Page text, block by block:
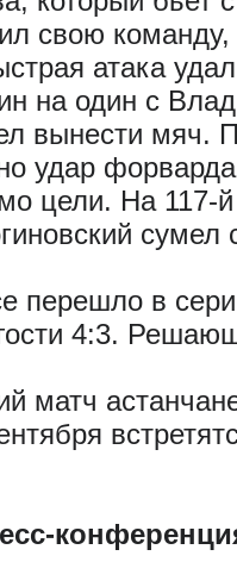
свою команду,
атака
на один с
вынести мяч.
удар
цели. На 117-
сумел
в серию
4:3.
астанчане